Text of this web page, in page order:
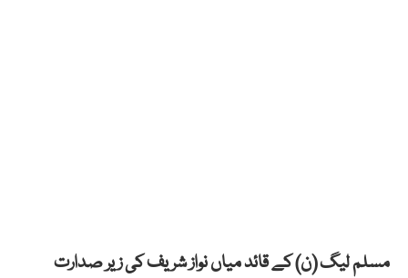
مسلم لیگ (ن) کے قائد میاں نواز شریف کی زیر صدارت